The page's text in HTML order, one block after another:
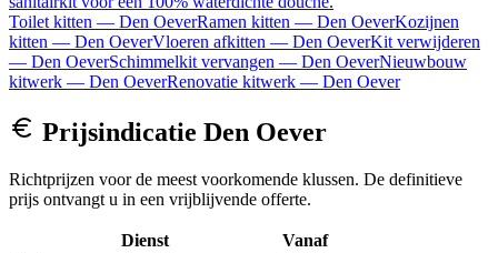
Toilet kitten — Den OeverRamen kitten — Den OeverKozijnen
kitten — Den OeverVloeren afkitten — Den OeverKit verwijderen
— Den OeverSchimmelkit vervangen — Den OeverNieuwbouw
kitwerk — Den OeverRenovatie kitwerk — Den Oever
Prijsindicatie Den Oever
Richtprijzen voor de meest voorkomende klussen. De definitieve
prijs ontvangt u in een vrijblijvende offerte.
Dienst
Vanaf